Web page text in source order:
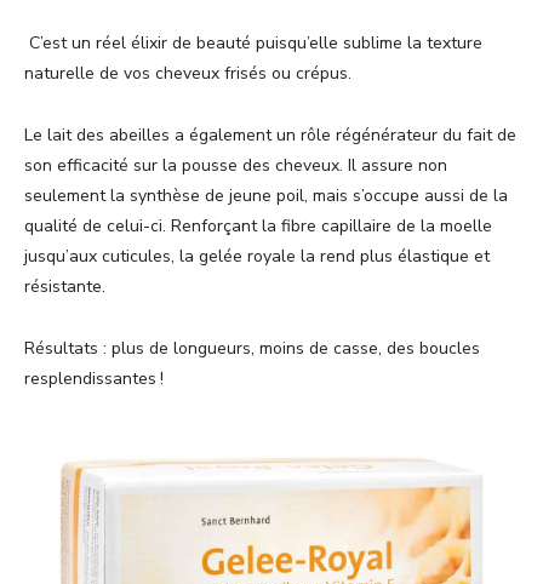
C’est un réel élixir de beauté puisqu’elle sublime la texture
naturelle de vos cheveux frisés ou crépus.
Le lait des abeilles a également un rôle régénérateur du fait de
son efficacité sur la pousse des cheveux. Il assure non
seulement la synthèse de jeune poil, mais s’occupe aussi de la
qualité de celui-ci. Renforçant la fibre capillaire de la moelle
jusqu’aux cuticules, la gelée royale la rend plus élastique et
résistante.
Résultats : plus de longueurs, moins de casse, des boucles
resplendissantes !